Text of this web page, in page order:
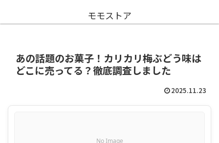
モモストア
あの話題のお菓子！カリカリ梅ぶどう味は
どこに売ってる？徹底調査しました
2025.11.23
No Image